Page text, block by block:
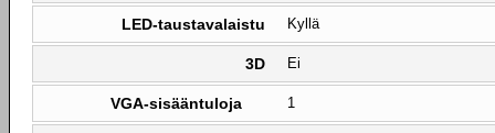
LED-taustavalaistu Kyllä
3D Ei
VGA-sisääntuloja 1